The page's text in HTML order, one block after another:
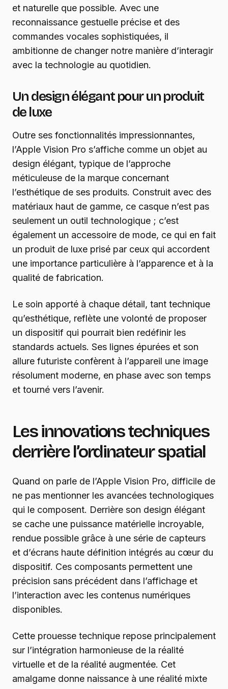
et naturelle que possible. Avec une
reconnaissance gestuelle précise et des
commandes vocales sophistiquées, il
ambitionne de changer notre manière d’interagir
avec la technologie au quotidien.
Un design élégant pour un produit
de luxe
Outre ses fonctionnalités impressionnantes,
l’Apple Vision Pro s’affiche comme un objet au
design élégant, typique de l’approche
méticuleuse de la marque concernant
l’esthétique de ses produits. Construit avec des
matériaux haut de gamme, ce casque n’est pas
seulement un outil technologique ; c’est
également un accessoire de mode, ce qui en fait
un produit de luxe prisé par ceux qui accordent
une importance particulière à l’apparence et à la
qualité de fabrication.
Le soin apporté à chaque détail, tant technique
qu’esthétique, reflète une volonté de proposer
un dispositif qui pourrait bien redéfinir les
standards actuels. Ses lignes épurées et son
allure futuriste confèrent à l’appareil une image
résolument moderne, en phase avec son temps
et tourné vers l’avenir.
Les innovations techniques
derrière l’ordinateur spatial
Quand on parle de l’Apple Vision Pro, difficile de
ne pas mentionner les avancées technologiques
qui le composent. Derrière son design élégant
se cache une puissance matérielle incroyable,
rendue possible grâce à une série de capteurs
et d’écrans haute définition intégrés au cœur du
dispositif. Ces composants permettent une
précision sans précédent dans l’affichage et
l’interaction avec les contenus numériques
disponibles.
Cette prouesse technique repose principalement
sur l’intégration harmonieuse de la réalité
virtuelle et de la réalité augmentée. Cet
amalgame donne naissance à une réalité mixte